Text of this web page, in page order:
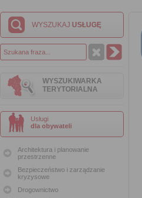
WYSZUKAJ USŁUGĘ
WYSZUKIWARKA
TERYTORIALNA
Usługi
dla obywateli
Architektura i planowanie
przestrzenne
Bezpieczeństwo i zarządzanie
kryzysowe
Drogownictwo